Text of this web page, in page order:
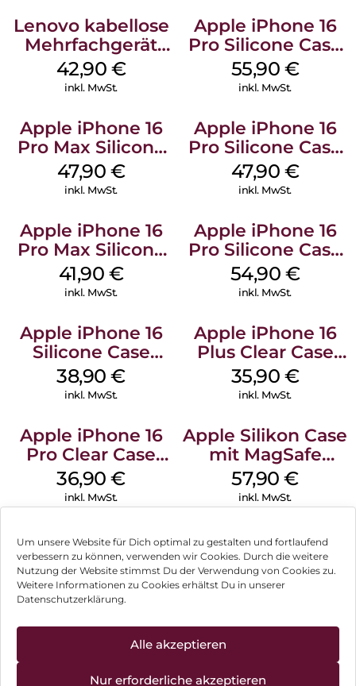
Um unsere Website für Dich optimal zu gestalten und fortlaufend
verbessern zu können, verwenden wir Cookies. Durch die weitere
Nutzung der Website stimmst Du der Verwendung von Cookies zu.
Weitere Informationen zu Cookies erhältst Du in unserer
Datenschutzerklärung.
Alle akzeptieren
Nur erforderliche akzeptieren
Lenovo kabellose
Mehrfachgerät
Luna Grey
42,90 €
inkl. MwSt.
Apple iPhone 16
Pro Silicone Case
MagSafe Stone
Gray
55,90 €
inkl. MwSt.
Apple iPhone 16
Pro Max Silicone
Case MagSafe
Black
47,90 €
inkl. MwSt.
Apple iPhone 16
Pro Silicone Case
MagSafe Denim
47,90 €
inkl. MwSt.
Apple iPhone 16
Pro Max Silicone
Case MagSafe
Ultramarine
41,90 €
inkl. MwSt.
Apple iPhone 16
Pro Silicone Case
MagSafe Black
54,90 €
inkl. MwSt.
Apple iPhone 16
Silicone Case
MagSafe
Ultramarine
38,90€
inkl. MwSt.
Apple iPhone 16
Plus Clear Case
MagSafe
Transparent
35,90 €
inkl. MwSt.
Apple iPhone 16
Pro Clear Case
MagSafe
Transparent
36,90€
inkl. MwSt.
Apple Silikon Case
mit MagSafe
iPhone 14 Pro
(PRODUCT)RED
57,90€
inkl. MwSt.
Impressum